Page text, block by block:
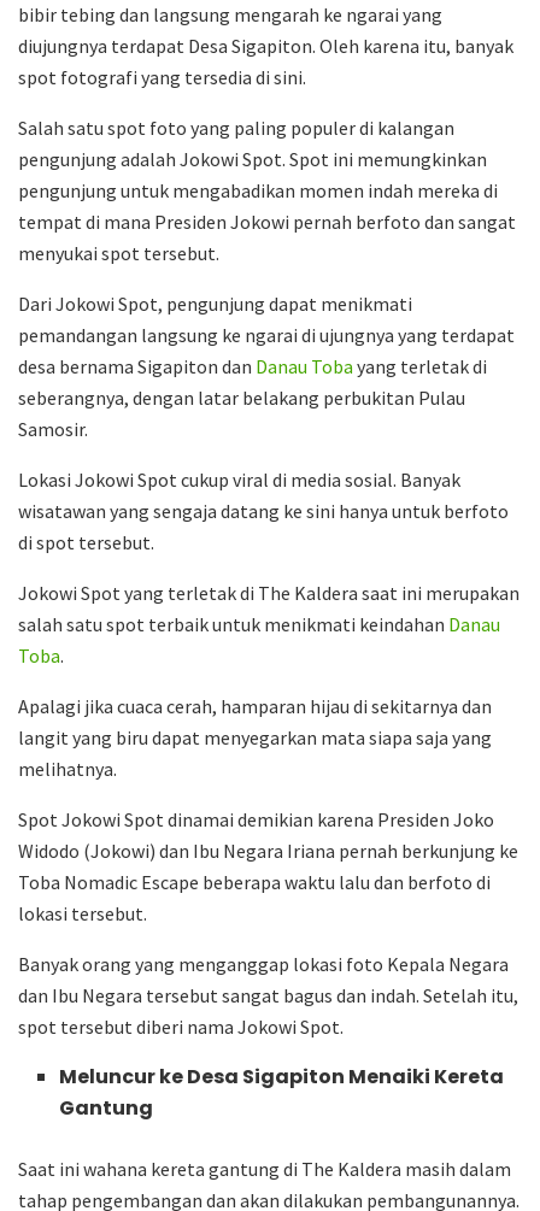
bibir tebing dan langsung mengarah ke ngarai yang
diujungnya terdapat Desa Sigapiton. Oleh karena itu, banyak
spot fotografi yang tersedia di sini.
Salah satu spot foto yang paling populer di kalangan
pengunjung adalah Jokowi Spot. Spot ini memungkinkan
pengunjung untuk mengabadikan momen indah mereka di
tempat di mana Presiden Jokowi pernah berfoto dan sangat
menyukai spot tersebut.
Dari Jokowi Spot, pengunjung dapat menikmati
pemandangan langsung ke ngarai di ujungnya yang terdapat
desa bernama Sigapiton dan Danau Toba yang terletak di
seberangnya, dengan latar belakang perbukitan Pulau
Samosir.
Lokasi Jokowi Spot cukup viral di media sosial. Banyak
wisatawan yang sengaja datang ke sini hanya untuk berfoto
di spot tersebut.
Jokowi Spot yang terletak di The Kaldera saat ini merupakan
salah satu spot terbaik untuk menikmati keindahan Danau
Toba.
Apalagi jika cuaca cerah, hamparan hijau di sekitarnya dan
langit yang biru dapat menyegarkan mata siapa saja yang
melihatnya.
Spot Jokowi Spot dinamai demikian karena Presiden Joko
Widodo (Jokowi) dan Ibu Negara Iriana pernah berkunjung ke
Toba Nomadic Escape beberapa waktu lalu dan berfoto di
lokasi tersebut.
Banyak orang yang menganggap lokasi foto Kepala Negara
dan Ibu Negara tersebut sangat bagus dan indah. Setelah itu,
spot tersebut diberi nama Jokowi Spot.
Meluncur ke Desa Sigapiton Menaiki Kereta
Gantung
Saat ini wahana kereta gantung di The Kaldera masih dalam
tahap pengembangan dan akan dilakukan pembangunannya.